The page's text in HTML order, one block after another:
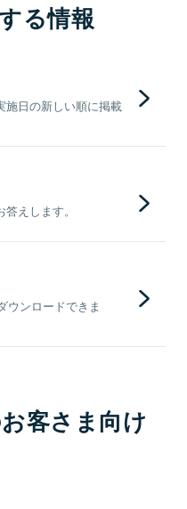
る情報
施日の新しい順に掲載
えします。
ウンロードできま
客さま向け